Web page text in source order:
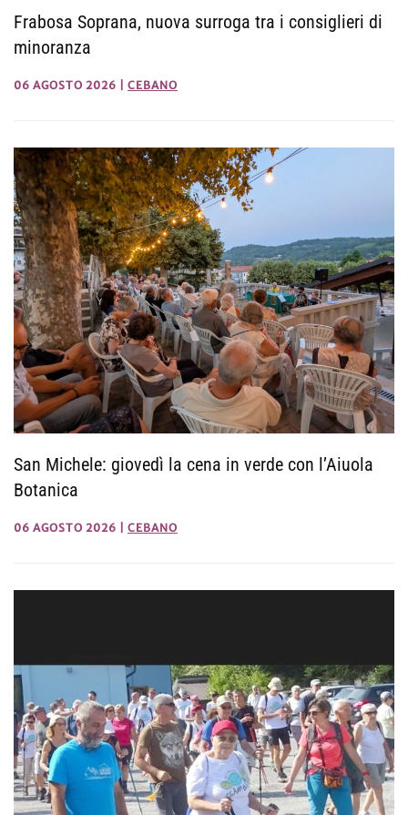
Frabosa Soprana, nuova surroga tra i consiglieri di
minoranza
06 AGOSTO 2026 CEBANO
San Michele: giovedì la cena in verde con l’Aiuola
Botanica
06 AGOSTO 2026 CEBANO